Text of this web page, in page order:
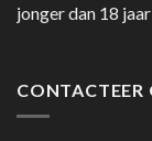
jonger dan 18
CONTACTEER